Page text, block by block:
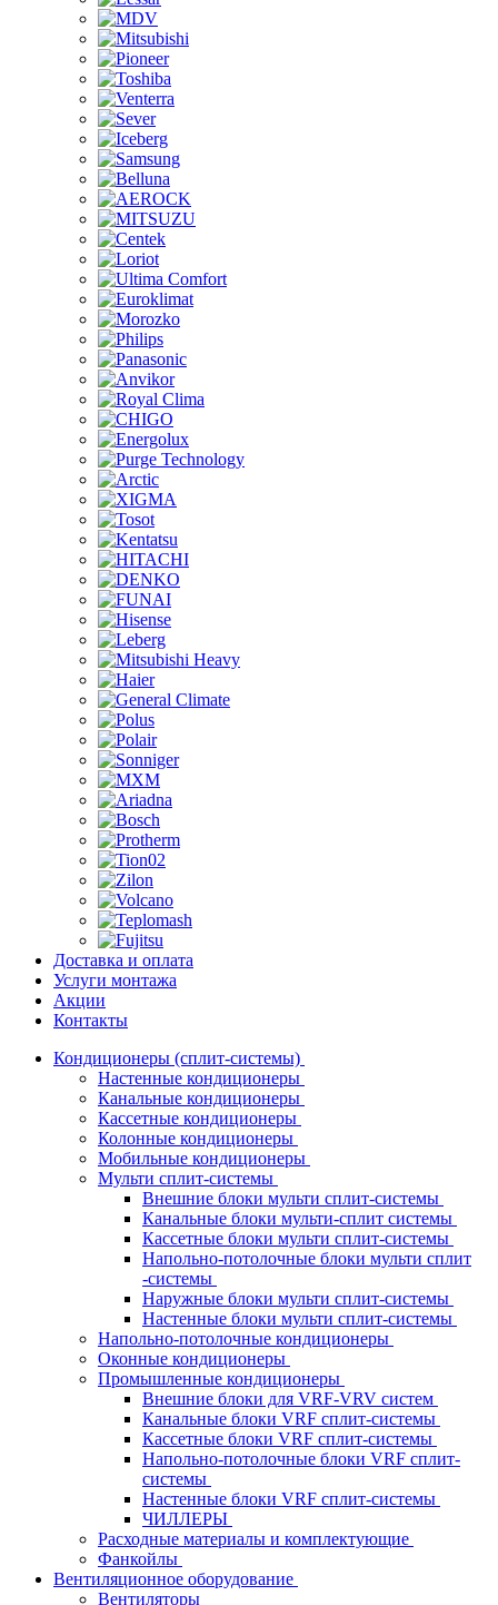
Доставка и оплата
Услуги монтажа
Акции
Контакты
Кондиционеры (сплит-системы)
Настенные кондиционеры
Канальные кондиционеры
Кассетные кондиционеры
Колонные кондиционеры
Мобильные кондиционеры
Мульти сплит-системы
Внешние блоки мульти сплит-системы
Канальные блоки мульти-сплит системы
Кассетные блоки мульти сплит-системы
Напольно-потолочные блоки мульти сплит
-системы
Наружные блоки мульти сплит-системы
Настенные блоки мульти сплит-системы
Напольно-потолочные кондиционеры
Оконные кондиционеры
Промышленные кондиционеры
Внешние блоки для VRF-VRV систем
Канальные блоки VRF сплит-системы
Кассетные блоки VRF сплит-системы
Напольно-потолочные блоки VRF сплит-
системы
Настенные блоки VRF сплит-системы
ЧИЛЛЕРЫ
Расходные материалы и комплектующие
Фанкойлы
Вентиляционное оборудование
Вентиляторы